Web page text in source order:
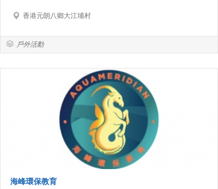
香港元朗八鄉大江埔村
戶外活動
海峰環保教育